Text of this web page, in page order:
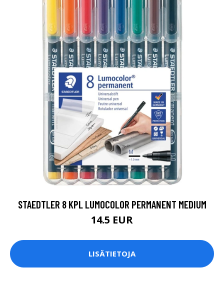
STAEDTLER 8 KPL LUMOCOLOR PERMANENT MEDIUM
14.5 EUR
LISÄTIETOJA